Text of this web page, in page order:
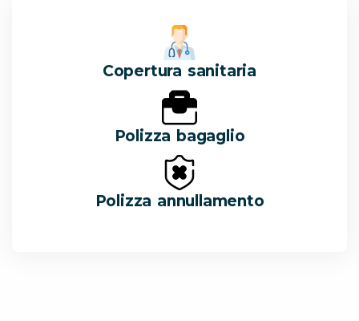
Copertura sanitaria
Polizza bagaglio
Polizza annullamento